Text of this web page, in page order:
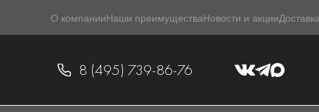
О компанииНаши преимуществаНовости и акции
8 (495) 739-86-76